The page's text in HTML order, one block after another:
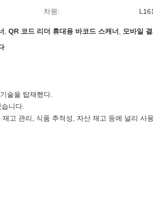
차원:
QR 코드 리더 휴대용 바코드 스캐너
모바일
술을 탑재했다.
니다.
고 관리, 식품 추적성, 자산 재고 등에 널리 사